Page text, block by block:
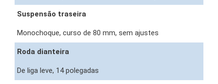
Suspensão traseira
Monochoque, curso de 80 mm, sem ajustes
Roda dianteira
De liga leve, 14 polegadas